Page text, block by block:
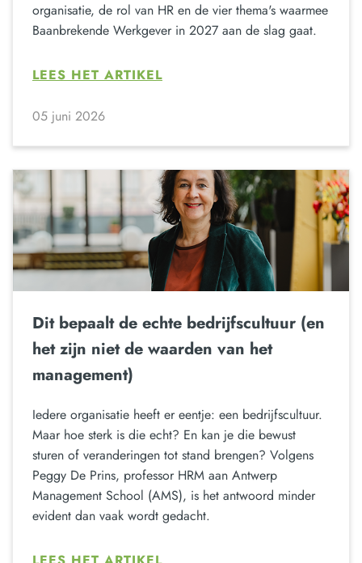
organisatie, de rol van HR en de vier thema's waarmee
Baanbrekende Werkgever in 2027 aan de slag gaat.
LEES HET ARTIKEL
05 juni 2026
Dit bepaalt de echte bedrijfscultuur (en
het zijn niet de waarden van het
management)
Iedere organisatie heeft er eentje: een bedrijfscultuur.
Maar hoe sterk is die echt? En kan je die bewust
sturen of veranderingen tot stand brengen? Volgens
Peggy De Prins, professor HRM aan Antwerp
Management School (AMS), is het antwoord minder
evident dan vaak wordt gedacht.